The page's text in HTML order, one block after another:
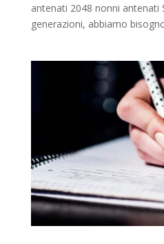
antenati 2048 nonni antenati
generazioni, abbiamo